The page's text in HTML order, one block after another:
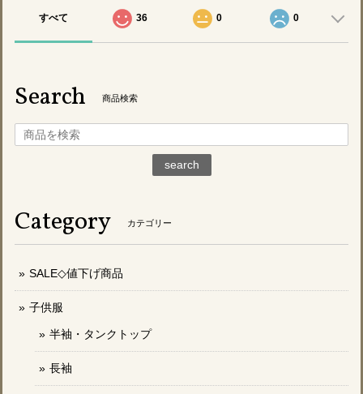
すべて 36 0 0
Search 商品検索
search
Category カテゴリー
SALE◇値下げ商品
子供服
半袖・タンクトップ
長袖